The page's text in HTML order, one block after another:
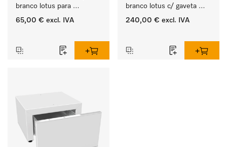
branco lotus para
instalação segura e em
65,00 € excl. IVA
branco lotus c/ gaveta
integrada para para uma
confortável.
240,00 € excl. IVA